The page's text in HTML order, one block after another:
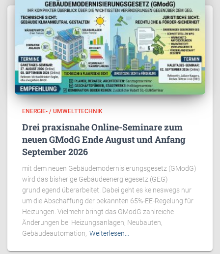
ENERGIE- / UMWELTTECHNIK
Drei praxisnahe Online-Seminare zum
neuen GModG Ende August und Anfang
September 2026
mit dem neuen Gebäudemodernisierungsgesetz (GModG)
wird das bisherige Gebäudeenergiegesetz (GEG)
grundlegend überarbeitet. Dabei geht es keineswegs nur
um die Abschaffung der bekannten 65%-EE-Regelung für
Heizungen. Vielmehr bringt das GModG zahlreiche
Änderungen bei Heizungsanlagen, Neubauten,
Gebäudeautomation, Weiterlesen…